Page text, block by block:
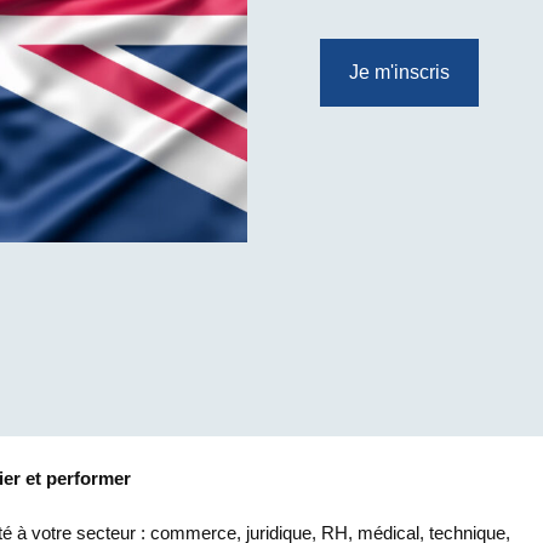
Je m'inscris
et performer
à votre secteur : commerce, juridique, RH, médical, technique,